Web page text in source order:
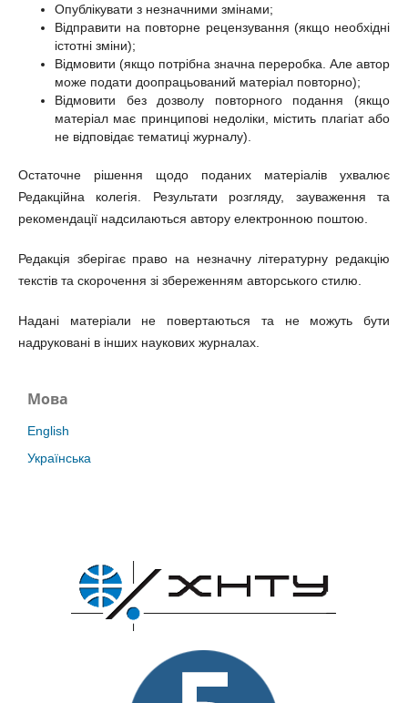
Опублікувати з незначними змінами;
Відправити на повторне рецензування (якщо необхідні
істотні зміни);
Відмовити (якщо потрібна значна переробка. Але автор
може подати доопрацьований матеріал повторно);
Відмовити без дозволу повторного подання (якщо
матеріал має принципові недоліки, містить плагіат або
не відповідає тематиці журналу).
Остаточне рішення щодо поданих матеріалів ухвалює
Редакційна колегія. Результати розгляду, зауваження та
рекомендації надсилаються автору електронною поштою.
Редакція зберігає право на незначну літературну редакцію
текстів та скорочення зі збереженням авторського стилю.
Надані матеріали не повертаються та не можуть бути
надруковані в інших наукових журналах.
Мова
English
Українська